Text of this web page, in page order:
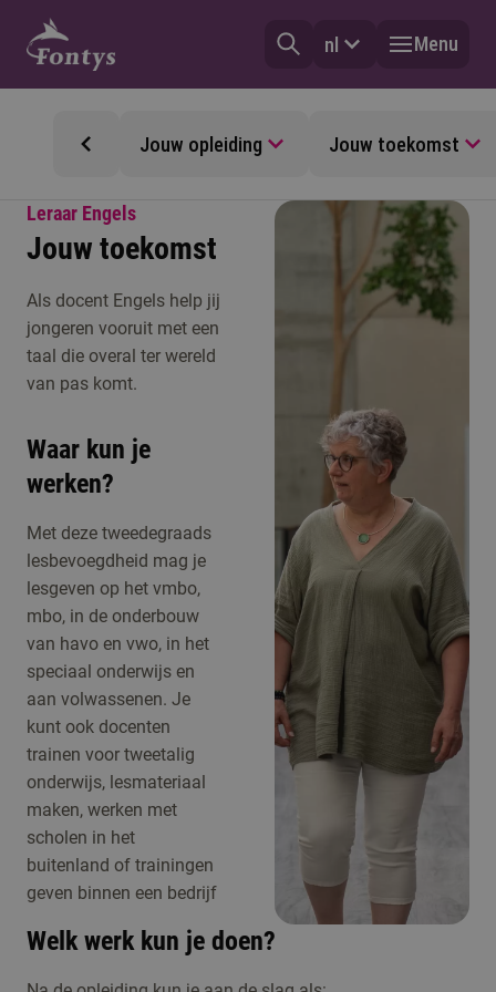
nl Menu
Jouw opleiding Jouw toekomst
Leraar Engels
Jouw toekomst
Als docent Engels help jij
jongeren vooruit met een
taal die overal ter wereld
van pas komt.
Waar kun je
werken?
Met deze tweedegraads
lesbevoegdheid mag je
lesgeven op het vmbo,
mbo, in de onderbouw
van havo en vwo, in het
speciaal onderwijs en
aan volwassenen. Je
kunt ook docenten
trainen voor tweetalig
onderwijs, lesmateriaal
maken, werken met
scholen in het
buitenland of trainingen
geven binnen een bedrijf
Welk werk kun je doen?